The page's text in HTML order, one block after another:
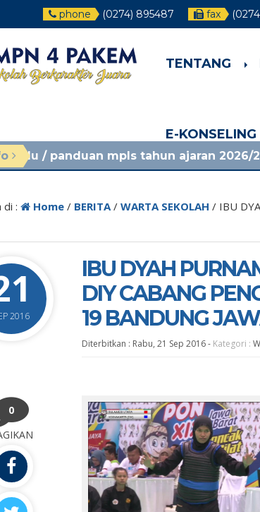
phone (0274) 895487 fax
TENTANG
E-KONSELING
mpls tahun ajaran 2026/2027, lihat di
di : Home/ BERITA/ WARTA SEKOLAH / IBU
2016
IBU DYAH
DIY CABANG
19 BANDUNG
Diterbitkan : Rabu, 21 Sep 2016- Kategori :
0